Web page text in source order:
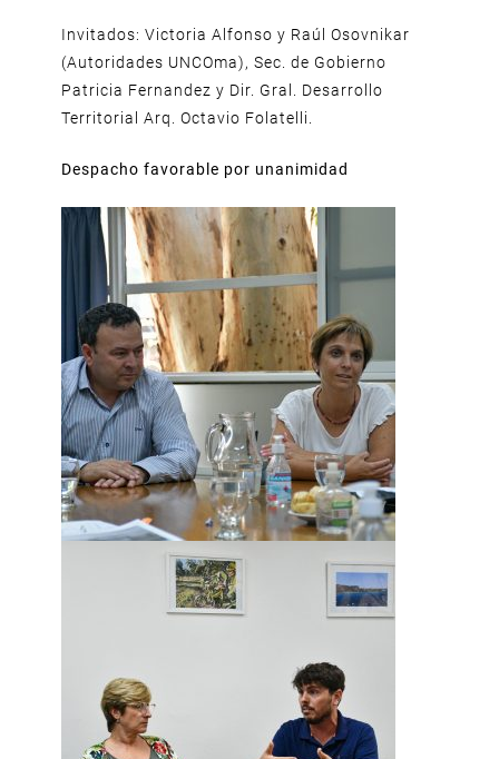
Invitados: Victoria Alfonso y Raúl Osovnikar
(Autoridades UNCOma), Sec. de Gobierno
Patricia Fernandez y Dir. Gral. Desarrollo
Territorial Arq. Octavio Folatelli.
Despacho favorable por unanimidad